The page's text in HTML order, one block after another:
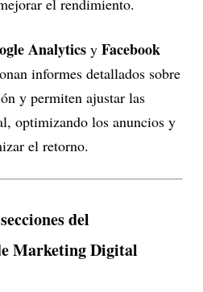
el rendimiento.
Analytics y Facebook
informes detallados sobre
y permiten ajustar las
optimizando los anuncios y
el retorno.
del
Marketing Digital